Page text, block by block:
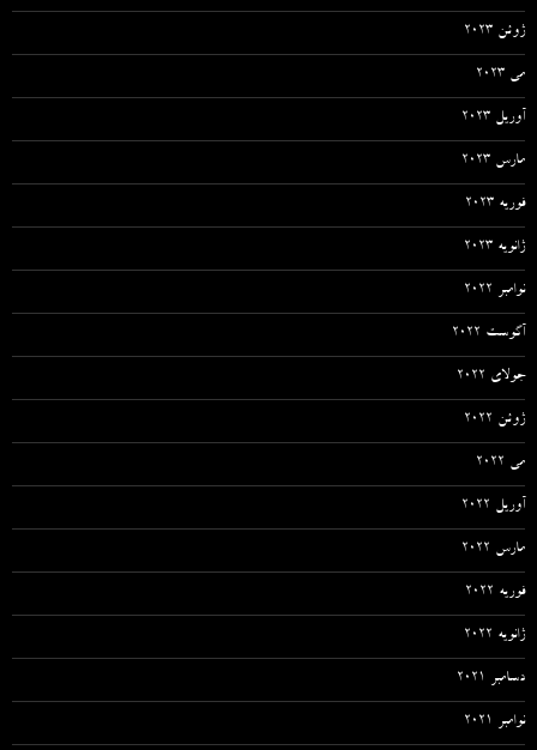
ژوئن 2023
می 2023
آوریل 2023
مارس 2023
فوریه 2023
ژانویه 2023
نوامبر 2022
آگوست 2022
جولای 2022
ژوئن 2022
می 2022
آوریل 2022
مارس 2022
فوریه 2022
ژانویه 2022
دسامبر 2021
نوامبر 2021